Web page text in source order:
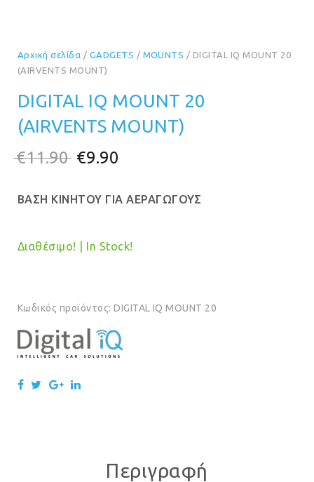
Αρχική σελίδα / GADGETS / MOUNTS / DIGITAL IQ MOUNT 20
(AIRVENTS MOUNT)
DIGITAL IQ MOUNT 20
(AIRVENTS MOUNT)
€11.90 Original
was:
€9.90
τιμή
€9.90.
ΒΑΣΗ ΚΙΝΗΤΟΥ ΓΙΑ ΑΕΡΑΓΩΓΟΥΣ
Διαθέσιμο! | In Stock!
Κωδικός προϊόντος:DIGITAL IQ MOUNT 20
Περιγραφή